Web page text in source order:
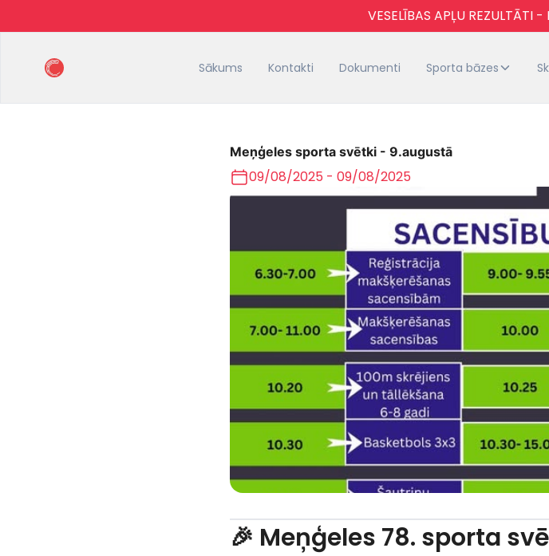
VESELĪBAS APĻU REZULTĀTI
Sākums Kontakti Dokumenti Sporta bāzes
Meņģeles sporta svētki - 9.augustā
09/08/2025 - 09/08/2025
🎉 Meņģeles 78. sporta